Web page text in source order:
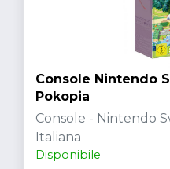
Console Nintendo
Pokopia
Console - Nintendo
Italiana
Disponibile